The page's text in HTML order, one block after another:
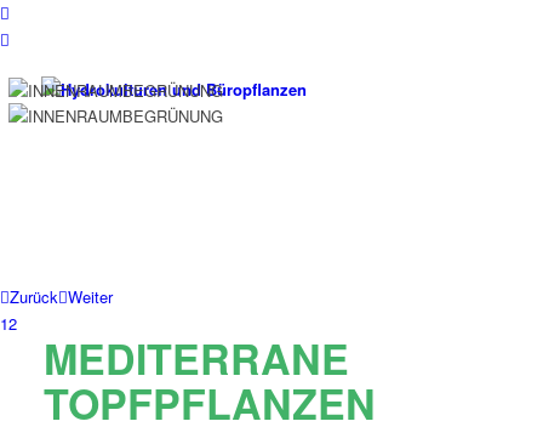
Zurück Weiter
12
MEDITERRANE
TOPFPFLANZEN